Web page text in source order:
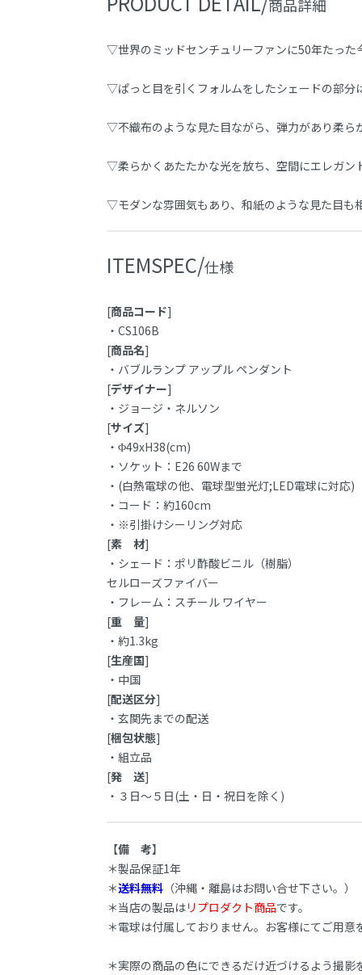
商品詳細
▽世界のミッドセンチュリーファンに50年たった
▽ぱっと目を引くフォルムをしたシェードの部分
▽不織布のような見た目ながら、弾力があり柔ら
▽柔らかくあたたかな光を放ち、空間にエレガン
▽モダンな雰囲気もあり、和紙のような見た目も
ITEMSPEC/仕様
[商品コード]
・CS106B
[商品名]
・バブルランプ アップル ペンダント
[デザイナー]
・ジョージ・ネルソン
[サイズ]
・Φ49xH38(cm)
・ソケット：E26 60Wまで
・(白熱電球の他、電球型蛍光灯;LED電球に対応)
・コード：約160cm
・※引掛けシーリング対応
[素 材]
・シェード：ポリ酢酸ビニル（樹脂）
セルローズファイバー
・フレーム：スチール ワイヤー
[重 量]
・約1.3kg
[生産国]
・中国
[配送区分]
・玄関先までの配送
[梱包状態]
・組立品
[発 送]
・３日～５日(土・日・祝日を除く)
【備 考】
＊製品保証1年
＊送料無料 （沖縄・離島はお問い合せ下さい。）
＊当店の製品はリプロダクト商品です。
＊電球は付属しておりません。お客様にてご用意
＊実際の商品の色にできるだけ近づけるよう撮